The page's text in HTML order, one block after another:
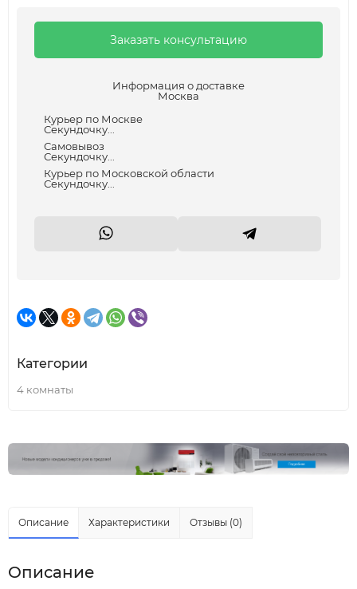
Заказать консультацию
Информация о доставке
Москва
Курьер по Москве
Секундочку...
Самовывоз
Секундочку...
Курьер по Московской области
Секундочку...
Категории
4 комнаты
Описание Характеристики Отзывы (0)
Описание